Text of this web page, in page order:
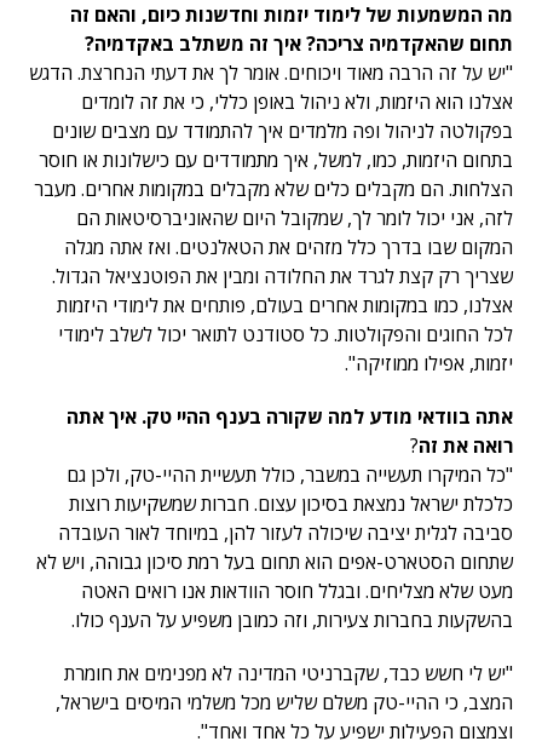
מה המשמעות של לימוד יזמות וחדשנות כיום, והאם זה
תחום שהאקדמיה צריכה? איך זה משתלב באקדמיה?
"יש על זה הרבה מאוד ויכוחים. אומר לך את דעתי הנחרצת. הדגש
אצלנו הוא היזמות, ולא ניהול באופן כללי, כי את זה לומדים
בפקולטה לניהול ופה מלמדים איך להתמודד עם מצבים שונים
בתחום היזמות, כמו, למשל, איך מתמודדים עם כישלונות או חוסר
הצלחות. הם מקבלים כלים שלא מקבלים במקומות אחרים. מעבר
לזה, אני יכול לומר לך, שמקובל היום שהאוניברסיטאות הם
המקום שבו בדרך כלל מזהים את הטאלנטים. ואז אתה מגלה
שצריך רק קצת לגרד את החלודה ומבין את הפוטנציאל הגדול.
אצלנו, כמו במקומות אחרים בעולם, פותחים את לימודי היזמות
לכל החוגים והפקולטות. כל סטודנט לתואר יכול לשלב לימודי
יזמות, אפילו ממוזיקה".
אתה בוודאי מודע למה שקורה בענף ההיי טק. איך אתה
רואה את זה?
"כל המיקרו תעשייה במשבר, כולל תעשיית ההיי-טק, ולכן גם
כלכלת ישראל נמצאת בסיכון עצום. חברות שמשקיעות רוצות
סביבה לגלית יציבה שיכולה לעזור להן, במיוחד לאור העובדה
שתחום הסטארט-אפים הוא תחום בעל רמת סיכון גבוהה, ויש לא
מעט שלא מצליחים. ובגלל חוסר הוודאות אנו רואים האטה
בהשקעות בחברות צעירות, וזה כמובן משפיע על הענף כולו.
"יש לי חשש כבד, שקברניטי המדינה לא מפנימים את חומרת
המצב, כי ההיי-טק משלם שליש מכל משלמי המיסים בישראל,
וצמצום הפעילות ישפיע על כל אחד ואחד".